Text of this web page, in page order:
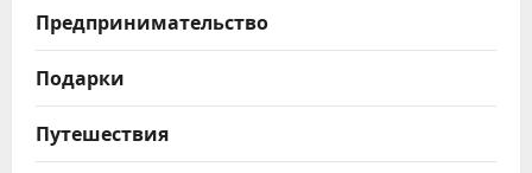
Предпринимательство
Подарки
Путешествия